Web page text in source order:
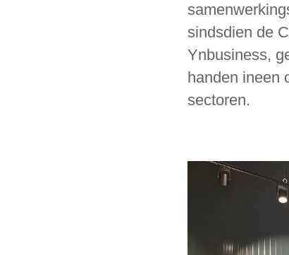
sindsdien de
Ynbusiness,
handen ineen
sectoren.